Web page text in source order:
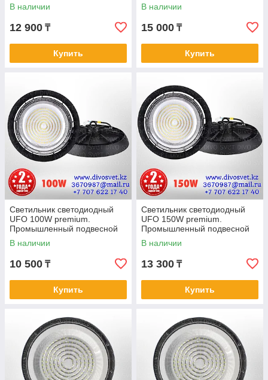
В наличии
12 900 ₸
Купить
В наличии
15 000 ₸
Купить
Светильник светодиодный
UFO 100W premium.
Промышленный подвесной
LED UFO 100 Ватт.
Светильник купольный FAN
В наличии
10 500 ₸
Купить
Светильник светодиодный
UFO 150W premium.
Промышленный подвесной
LED UFO 150 Ватт.
Светильник купольный FAN
В наличии
13 300 ₸
Купить